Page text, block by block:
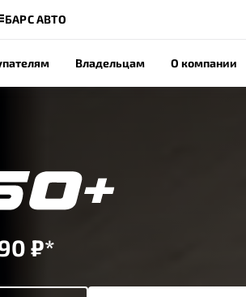
БАРС АВТО
Владельцам О компании
₽*